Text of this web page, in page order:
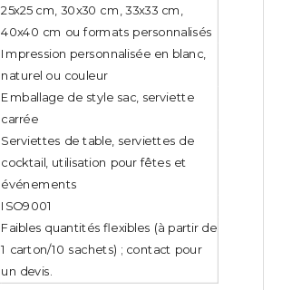
25x25 cm, 30x30 cm, 33x33 cm,
40x40 cm ou formats personnalisés
Impression personnalisée en blanc,
naturel ou couleur
Emballage de style sac, serviette
carrée
Serviettes de table, serviettes de
cocktail, utilisation pour fêtes et
événements
ISO9001
Faibles quantités flexibles (à partir de
1 carton/10 sachets) ; contact pour
un devis.